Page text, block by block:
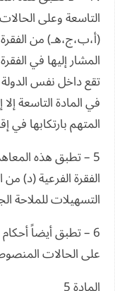
التاسعة وعلى
تقع داخل نفس الدولة
في المادة التاسعة
المتهم بارتكابها في
5 – تطبق هذه
التسهيلات للملاحة
على الحالات المنصوص عليها